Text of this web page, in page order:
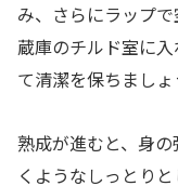
み、さらにラップ
蔵庫のチルド室に
て清潔を保ちましょ
熟成が進むと、身
くようなしっとり